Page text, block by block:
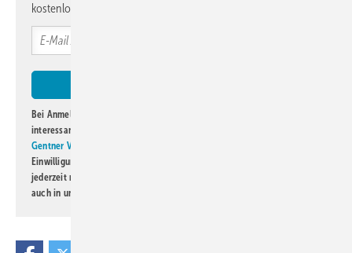
kostenlos direkt ins Postfach.
Bei Anmeldung zu diesem Newsletter bin ich damit einverstanden, über
interessante Verlags- und Online-Angebote
Gentner Verlag GmbH & Co. KG
Einwilligung kann ich jederzeit widerrufen und eine Abmeldung ist
jederzeit möglich. Informationen zum Umgang mit Daten finden Sie
auch in unserer